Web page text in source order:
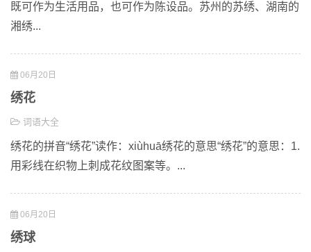
既可作为生活用品，也可作为陈设品。苏州的苏绣、湖南的
湘绣...
06月20日
绣花
词语大全
绣花的拼音“绣花”读作：xiùhuā绣花的意思“绣花”的意思：1.
用彩线在织物上刺成花纹图案等。...
06月20日
绣球